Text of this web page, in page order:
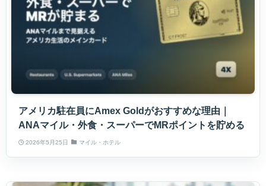
アメリカ駐在員にAmex Goldがおすすめな理由｜
ANAマイル・外食・スーパーでMRポイントを貯める
2026年5月25日 マイル・ホテル